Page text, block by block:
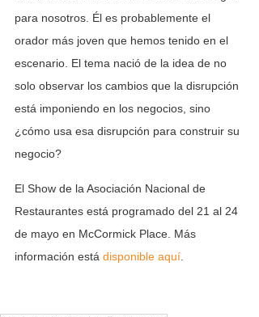
para nosotros. Él es probablemente el
orador más joven que hemos tenido en el
escenario. El tema nació de la idea de no
solo observar los cambios que la disrupción
está imponiendo en los negocios, sino
¿cómo usa esa disrupción para construir su
negocio?
El Show de la Asociación Nacional de
Restaurantes está programado del 21 al 24
de mayo en McCormick Place. Más
información está disponible aquí